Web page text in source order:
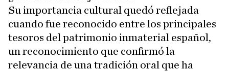
Su importancia cultural quedó reflejada
cuando fue reconocido entre los principales
tesoros del patrimonio inmaterial español,
un reconocimiento que confirmó la
relevancia de una tradición oral que ha